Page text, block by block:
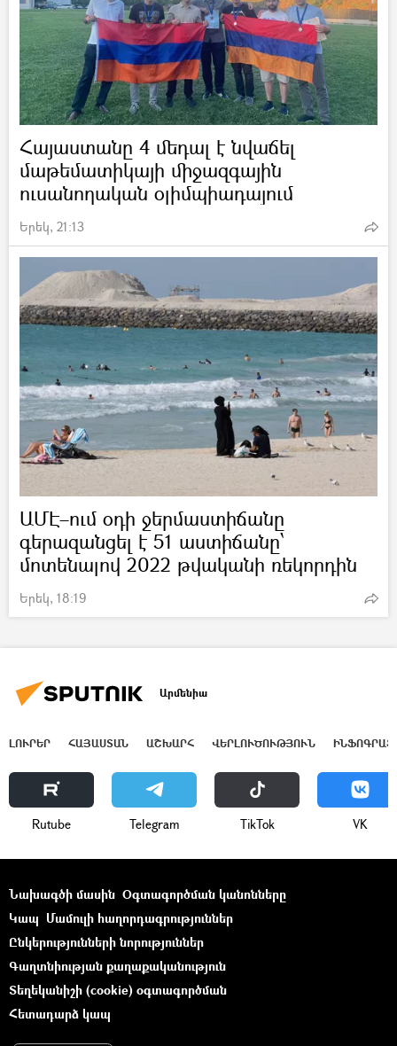
Հայաստանը 4 մեդալ է նվաճել
մաթեմատիկայի միջազգային
ուսանողական օլիմպիադայում
Երեկ, 21:13
ԱՄԷ–ում օդի ջերմաստիճանը
գերազանցել է 51 աստիճանը՝
մոտենալով 2022 թվականի ռեկորդին
Երեկ, 18:19
Արմենիա
ԼՈՒՐԵՐ ՀԱՅԱՍՏԱՆ ԱՇԽԱՐՀ ՎԵՐԼՈՒԾՈՒԹՅՈՒՆ
Rutube Telegram ТikТоk VK
Նախագծի մասին Օգտագործման կանոնները
Կապ Մամուլի հաղորդագրություններ
Ընկերությունների նորություններ
Գաղտնիության քաղաքականություն
Տեղեկանիշի (cookie) օգտագործման
Հետադարձ կապ